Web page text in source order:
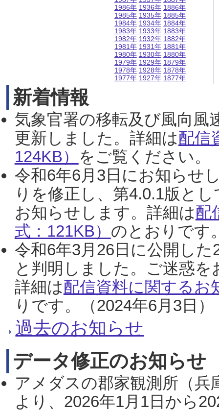
1986年
1985年
1984年
1983年
1982年
1981年
1980年
1979年
1978年
1977年
1936年
1935年
1934年
1933年
1932年
1931年
1930年
1929年
1928年
1927年
1886年
1885年
1884年
1883年
1882年
1881年
1880年
1879年
1878年
1877年
新着情報
気象官署の移転及び風向風
更新しました。詳細は配信
124KB） をご覧ください。
令和6年6月3日にお知らせ
りを修正し、第4.0.1版と
お知らせします。詳細は配
式：121KB） のとおりです
令和6年3月26日に公開し
と判明しました。ご迷惑
詳細は配信資料に関するお
りです。（2024年6月3日）
過去のお知らせ
データ修正のお知らせ
アメダスの郡家観測所（
より、2026年1月1日から